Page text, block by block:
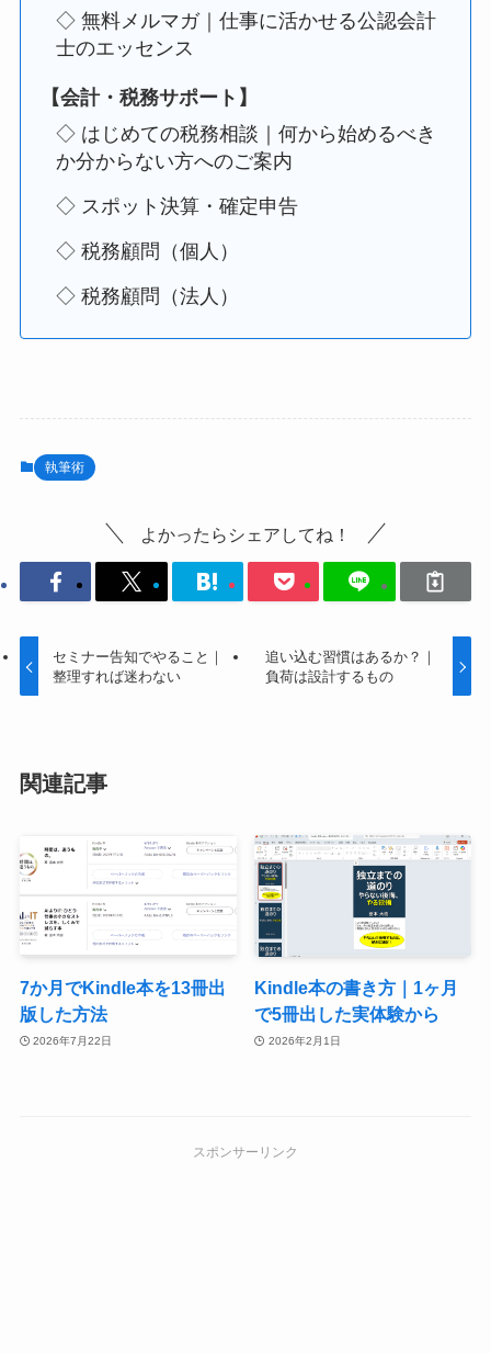
◇ 無料メルマガ｜仕事に活かせる公認会計
士のエッセンス
【会計・税務サポート】
◇ はじめての税務相談｜何から始めるべき
か分からない方へのご案内
◇ スポット決算・確定申告
◇ 税務顧問（個人）
◇ 税務顧問（法人）
執筆術
よかったらシェアしてね！
セミナー告知でやること｜
整理すれば迷わない
追い込む習慣はあるか？｜
負荷は設計するもの
関連記事
7か月でKindle本を13冊出
版した方法
2026年7月22日
Kindle本の書き方｜1ヶ月
で5冊出した実体験から
2026年2月1日
スポンサーリンク